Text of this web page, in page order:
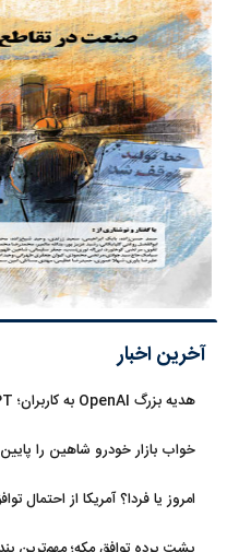
آخرین اخبار
خواب بازار خودرو شاهین را
امروز یا فردا؟ آمریکا از احتمال